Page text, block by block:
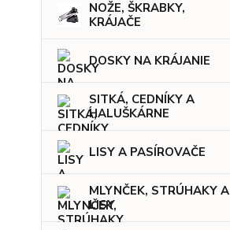
NOŽE, ŠKRABKY,
KRÁJAČE
DOSKY NA KRÁJANIE
SITKÁ, CEDNÍKY A
HALUŠKÁRNE
LISY A PASÍROVAČE
MLYNČEK, STRÚHAKY A
LISY